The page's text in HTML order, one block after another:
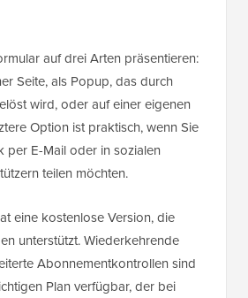
auf drei Arten präsentieren:
Seite, als Popup, das durch
wird, oder auf einer eigenen
Option ist praktisch, wenn Sie
per E-Mail oder in sozialen
teilen möchten.
eine kostenlose Version, die
unterstützt. Wiederkehrende
Abonnementkontrollen sind
Plan verfügbar, der bei